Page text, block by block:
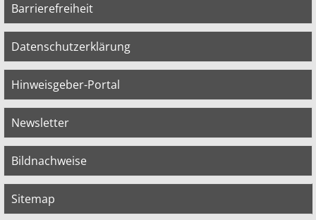
Barrierefreiheit
Datenschutzerklärung
Hinweisgeber-Portal
Newsletter
Bildnachweise
Sitemap